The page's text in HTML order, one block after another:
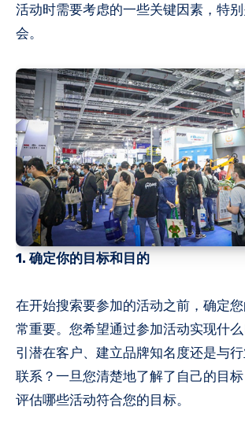
活动时需要考虑的一些关键因素，特
会。
1. 确定你的目标和目的
在开始搜索要参加的活动之前，确定
常重要。您希望通过参加活动实现什
引潜在客户、建立品牌知名度还是与
联系？一旦您清楚地了解了自己的目
评估哪些活动符合您的目标。